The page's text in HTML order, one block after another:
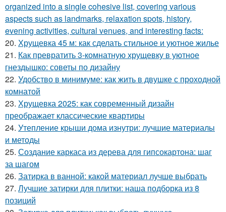
organized into a single cohesive list, covering various
aspects such as landmarks, relaxation spots, history,
evening activities, cultural venues, and interesting facts:
20. Хрущевка 45 м: как сделать стильное и уютное жилье
21. Как превратить 3-комнатную хрущевку в уютное
гнездышко: советы по дизайну
22. Удобство в минимуме: как жить в двушке с проходной
комнатой
23. Хрущевка 2025: как современный дизайн
преображает классические квартиры
24. Утепление крыши дома изнутри: лучшие материалы
и методы
25. Создание каркаса из дерева для гипсокартона: шаг
за шагом
26. Затирка в ванной: какой материал лучше выбрать
27. Лучшие затирки для плитки: наша подборка из 8
позиций